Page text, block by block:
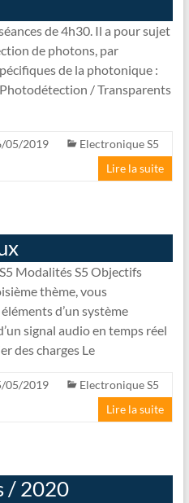
de 4h30. Il a pour sujet
de photons, par
de la photonique :
/ Transparents
05/2019
Electronique S5
Lire la suite
Modalités S5 Objectifs
thème, vous
d’un système
signal audio en temps réel
des charges Le
05/2019
Electronique S5
Lire la suite
/ 2020